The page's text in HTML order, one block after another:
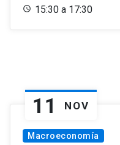
15:30 a 17:30
11 NOV
Macroeconomía